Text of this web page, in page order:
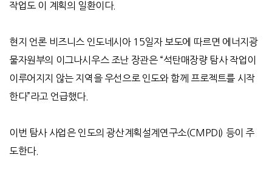
작업도 이 계획의 일환이다.
현지 언론 비즈니스 인도네시아 15일자 보도에 따르면 에너지광
물자원부의 이그나시우스 조난 장관은 “석탄매장량 탐사 작업이
이루어지지 않는 지역을 우선으로 인도와 함께 프로젝트를 시작
한다”라고 언급했다.
이번 탐사 사업은 인도의 광산계획설계연구소(CMPDI) 등이 주
도한다.